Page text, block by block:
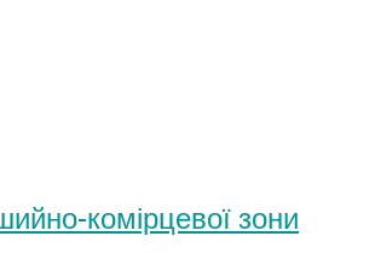
комірцевої зони